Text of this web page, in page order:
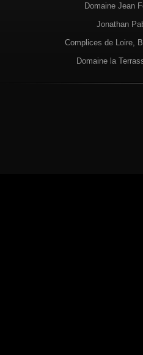
Domaine Jean
Jonathan
Complices de Loire,
Domaine la